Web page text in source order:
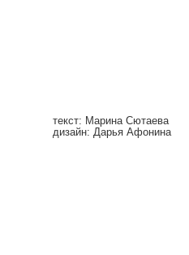
текст: Марина Сютаева
дизайн: Дарья Афонина